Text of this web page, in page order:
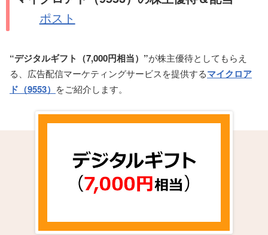
ポスト
“デジタルギフト（7,000円相当）”が株主優待としてもらえ
る、広告配信マーケティングサービスを提供するマイクロア
ド（9553） をご紹介します。